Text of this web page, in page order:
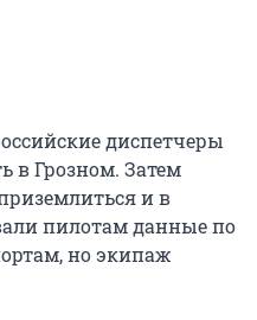
диспетчеры
в Грозном. Затем
и в
пилотам данные по
но экипаж